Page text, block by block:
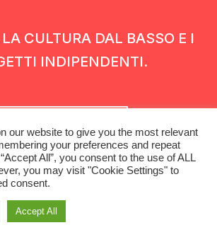
CULTURA DAL BASSO E I
INDIPENDENTI.
our website to give you the most relevant
your preferences and repeat
All”, you consent to the use of ALL
you may visit "Cookie Settings" to
consent.
Accept All